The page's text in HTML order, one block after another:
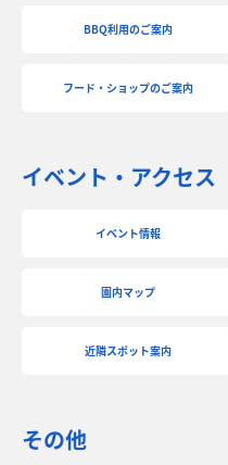
BBQ利用のご案内
フード・ショップのご案内
イベント・アクセス
イベント情報
園内マップ
近隣スポット案内
その他